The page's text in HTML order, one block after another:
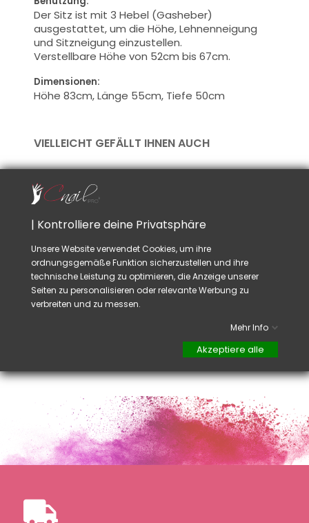
Der Sitz ist mit 3 Hebel (Gasheber)
ausgestattet, um die Höhe,Lehnenneigung
und Sitzneigungeinzustellen.
Verstellbare Höhe von 52cm bis 67cm.
Dimensionen:
Höhe 83cm, Länge 55cm, Tiefe 50cm
VIELLEICHT GEFÄLLT IHNEN AUCH
Pediküre-
Sessel
479,00 CHFPreis
Maniküretisch
Luxus Pro
790,00 CHFPreis
TTC
| Kontrolliere deine Privatsphäre
Unsere Website verwendet Cookies, um ihre
ordnungsgemäße Funktion sicherzustellen und ihre
technische Leistung zu optimieren, die Anzeige unserer
Seiten zu personalisieren oder relevante Werbung zu
verbreiten und zu messen.
Mehr Info
Akzeptiere alle